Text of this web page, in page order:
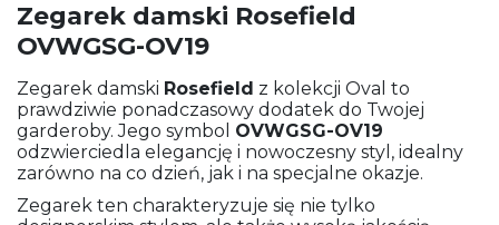
Zegarek damski Rosefield
OVWGSG-OV19
Zegarek damski Rosefield z kolekcji Oval to
prawdziwie ponadczasowy dodatek do Twojej
garderoby. Jego symbol OVWGSG-OV19
odzwierciedla elegancję i nowoczesny styl, idealny
zarówno na co dzień, jak i na specjalne okazje.
Zegarek ten charakteryzuje się nie tylko